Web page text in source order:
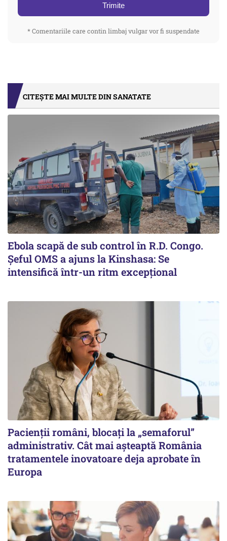
Trimite
* Comentariile care contin limbaj vulgar vor fi suspendate
CITEȘTE MAI MULTE DIN SANATATE
Ebola scapă de sub control în R.D. Congo.
Șeful OMS a ajuns la Kinshasa: Se
intensifică într-un ritm excepţional
Pacienții români, blocați la „semaforul”
administrativ. Cât mai așteaptă România
tratamentele inovatoare deja aprobate în
Europa